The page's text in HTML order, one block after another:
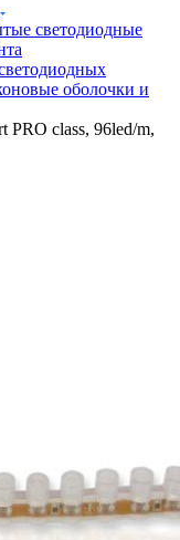
светодиодные
оболочки и
PRO class, 96led/m,